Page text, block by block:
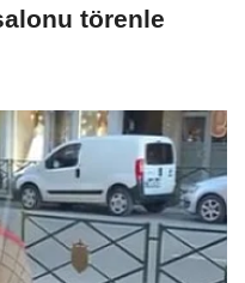
törenle